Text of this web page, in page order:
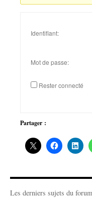
Identifiant:
Mot de passe:
Rester connecté
Partager :
Les derniers sujets du forum